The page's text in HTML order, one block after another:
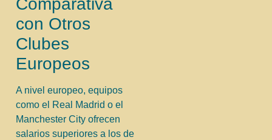
Comparativa
con Otros
Clubes
Europeos
A nivel europeo, equipos
como el Real Madrid o el
Manchester City ofrecen
salarios superiores a los de